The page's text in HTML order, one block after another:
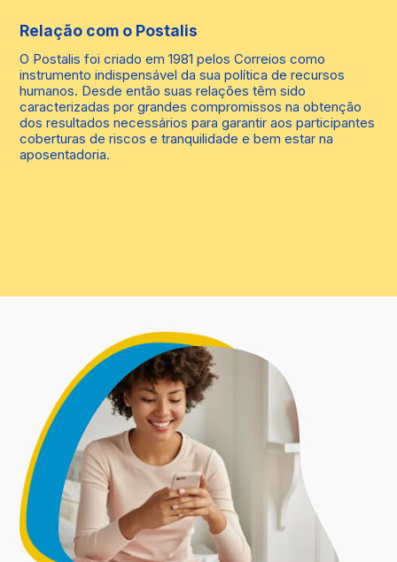
Relação com o Postalis
O Postalis foi criado em 1981 pelos Correios como
instrumento indispensável da sua política de recursos
humanos. Desde então suas relações têm sido
caracterizadas por grandes compromissos na obtenção
dos resultados necessários para garantir aos participantes
coberturas de riscos e tranquilidade e bem estar na
aposentadoria.